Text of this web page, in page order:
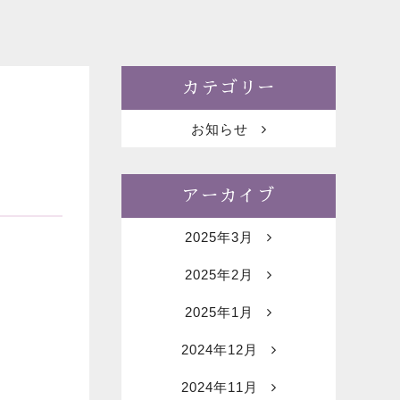
カテゴリー
お知らせ
アーカイブ
2025年3月
2025年2月
2025年1月
2024年12月
2024年11月